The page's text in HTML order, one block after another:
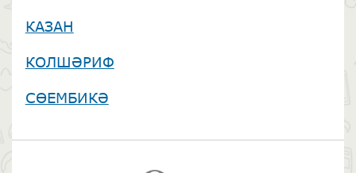
КАЗАН
КОЛШӘРИФ
СӨЕМБИКӘ